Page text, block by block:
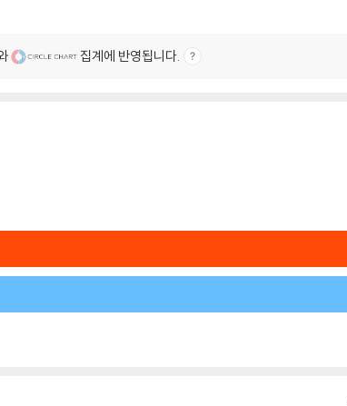
집계에 반영됩니다.